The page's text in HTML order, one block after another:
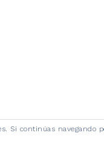
Si continúas navegando